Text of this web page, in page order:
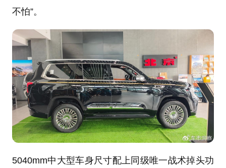
不怕”。
5040mm中大型车身尺寸配上同级唯一战术掉头功